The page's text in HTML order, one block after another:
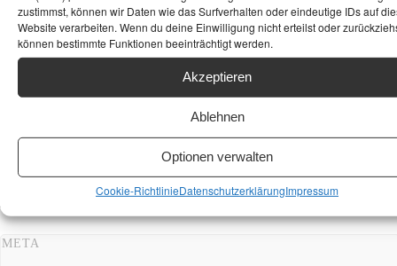
zustimmst, können wir Daten wie das Surfverhalten oder eindeutige IDs auf
Website verarbeiten. Wenn du deine Einwilligung nicht erteilst oder
können bestimmte Funktionen beeinträchtigt werden.
Akzeptieren
Ablehnen
Optionen verwalten
Cookie-RichtlinieDatenschutzerklärungImpressum
META